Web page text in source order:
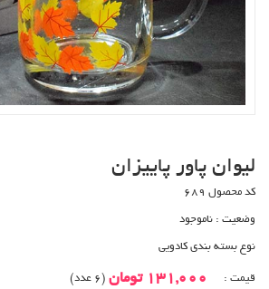
لیوان پاور پاییزان
کد محصول 689
وضعیت : ناموجود
نوع بسته بندی کادویی
قیمت : 131,000 تومان (6 عدد)